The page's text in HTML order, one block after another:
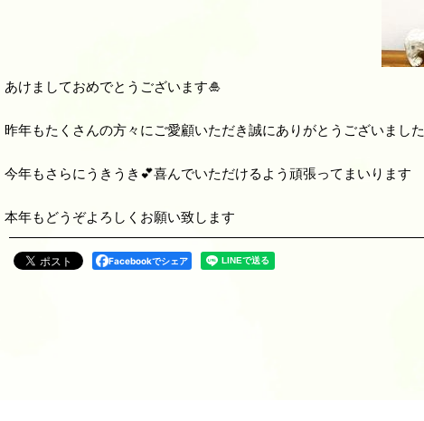
あけましておめでとうございます🎍
昨年もたくさんの方々にご愛顧いただき誠にありがとうございました
今年もさらにうきうき💕喜んでいただけるよう頑張ってまいります
本年もどうぞよろしくお願い致します
Facebookでシェア